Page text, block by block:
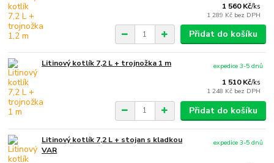
1 560 Kč/ks
1 289 Kč bez DPH
Přidat do košíku
Litinový kotlík 7,2 L + trojnožka 1 m
1 510 Kč/ks
1 248 Kč bez DPH
expedice 3-5 dnů
Přidat do košíku
Litinový kotlík 7,2 L + stojan s kladkou
VAR
expedice 3-5 dnů